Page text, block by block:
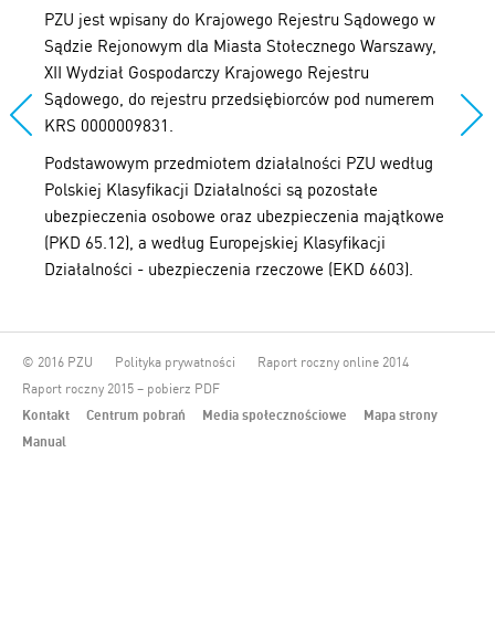
PZU jest wpisany do Krajowego Rejestru Sądowego w
Sądzie Rejonowym dla Miasta Stołecznego Warszawy,
XII Wydział Gospodarczy Krajowego Rejestru
Sądowego, do rejestru przedsiębiorców pod numerem
KRS 0000009831.
Podstawowym przedmiotem działalności PZU według
Polskiej Klasyfikacji Działalności są pozostałe
ubezpieczenia osobowe oraz ubezpieczenia majątkowe
(PKD 65.12), a według Europejskiej Klasyfikacji
Działalności - ubezpieczenia rzeczowe (EKD 6603).
© 2016 PZU Polityka prywatności
Raport roczny online 2014
Raport roczny 2015 – pobierz PDF
Kontakt
Centrum pobrań Media społecznościowe
Mapa strony
Manual